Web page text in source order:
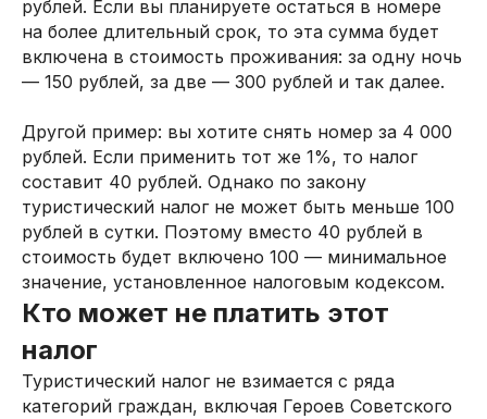
рублей. Если вы планируете остаться в номере
на более длительный срок, то эта сумма будет
включена в стоимость проживания: за одну ночь
— 150 рублей, за две — 300 рублей и так далее.
Другой пример: вы хотите снять номер за 4 000
рублей. Если применить тот же 1%, то налог
составит 40 рублей. Однако по закону
туристический налог не может быть меньше 100
рублей в сутки. Поэтому вместо 40 рублей в
стоимость будет включено 100 — минимальное
значение, установленное налоговым кодексом.
Кто может не платить этот
налог
Туристический налог не взимается с ряда
категорий граждан, включая Героев Советского